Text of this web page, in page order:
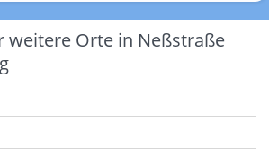
weitere Orte in Neßstraße